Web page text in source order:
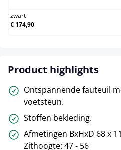
zwart
€ 174,90
Product highlights
Ontspannende fauteuil
voetsteun.
Stoffen bekleding.
Afmetingen BxHxD 68 x
Zithoogte: 47 - 56